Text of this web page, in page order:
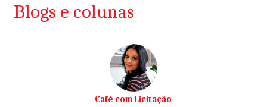
Blogs e colunas
Café com Licitação